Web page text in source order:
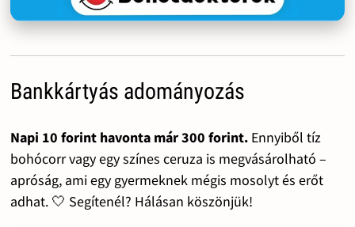
Bankkártyás adományozás
Napi 10 forint havonta már 300 forint.Ennyiből tíz
bohócorr vagy egy színes ceruza is megvásárolható –
apróság, ami egy gyermeknek mégis mosolyt és erőt
adhat. 🤍 Segítenél? Hálásan köszönjük!